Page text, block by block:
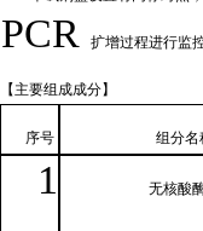
PCR 扩增过程进行监
【主要组 成成分】
序号 组分名
1 无核酸